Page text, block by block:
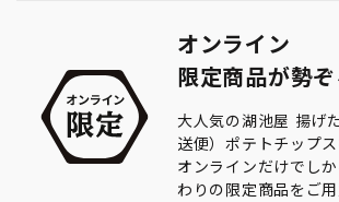
オンライン
限定商品が勢
大人気の湖池屋 揚げ
送便）ポテトチップ
オンラインだけでし
わりの限定商品をご用